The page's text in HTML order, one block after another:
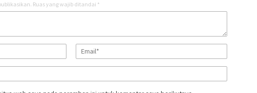
Ruas yang wajib ditandai *